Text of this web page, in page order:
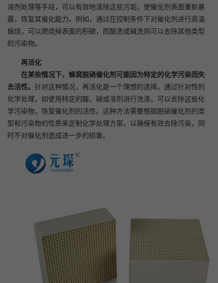
溶剂处理等手段，可以有效地清除这些污垢，使催化剂表面重新暴
露，恢复其催化能力。例如，通过在控制条件下对催化剂进行高温
煅烧，可以燃烧掉表面的积碳，而酸洗或碱洗则可以去除其他类型
的污染物。
再活化
在某些情况下，蜂窝脱硝催化剂可能因为特定的化学污染而失
去活性。 针对这种情况，再活化是一个理想的选择。通过针对性的
化学处理，如使用特定的酸、碱或溶剂进行洗涤，可以去除这些化
学污染物，恢复催化剂的活性。这种方法需要根据脱硝催化剂的类
型和污染物的性质来定制化学处理方案，以确保有效去除污染，同
时不对催化剂造成进一步的损害。